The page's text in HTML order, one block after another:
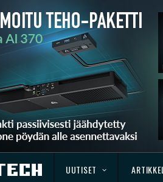
UUTISET